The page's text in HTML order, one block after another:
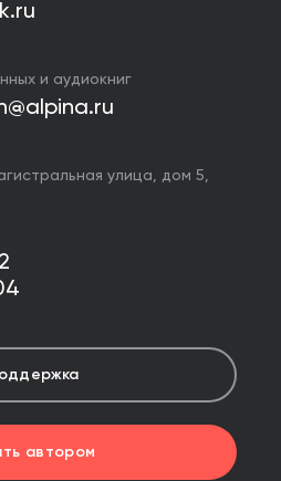
и аудиокниг
улица, дом 5,
автором